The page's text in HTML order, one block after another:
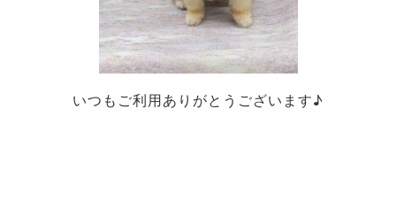
いつもご利用ありがとうございます♪